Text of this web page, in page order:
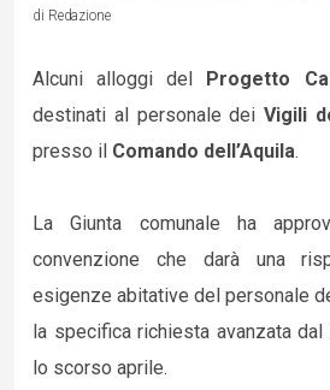
di Redazione
Alcuni alloggi del Progetto
destinati al personale dei Vigili
presso il Comando dell’Aquila.
La Giunta comunale ha
convenzione che darà una
esigenze abitative del personale
la specifica richiesta avanzata dal
lo scorso aprile.